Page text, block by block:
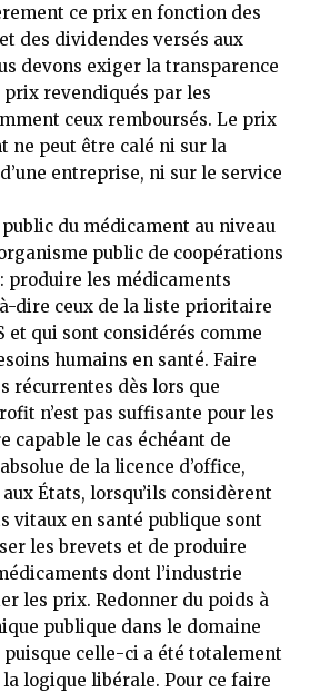
ce prix en fonction des
des dividendes versés aux
devons exiger la transparence
prix revendiqués par les
ceux remboursés. Le prix
ne peut être calé ni sur la
entreprise, ni sur le service
du médicament au niveau
public de coopérations
produire les médicaments
à-dire ceux de la liste prioritaire
et qui sont considérés comme
humains en santé. Faire
récurrentes dès lors que
n’est pas suffisante pour les
capable le cas échéant de
de la licence d’office,
États, lorsqu’ils considèrent
vitaux en santé publique sont
les brevets et de produire
dont l’industrie
les prix. Redonner du poids à
publique dans le domaine
celle-ci a été totalement
logique libérale. Pour ce faire